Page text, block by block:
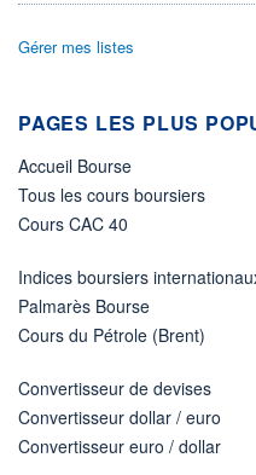
0,00 EUR
ÉLIGIBILITÉ
Boursobank
Gérer mes listes
PAGES LES PLUS
Accueil Bourse
Tous les cours boursiers
Cours CAC 40
Indices boursiers
Palmarès Bourse
Cours du Pétrole (Brent)
Convertisseur de devises
Convertisseur dollar / euro
Convertisseur euro / dollar